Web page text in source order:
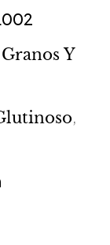
Granos Y